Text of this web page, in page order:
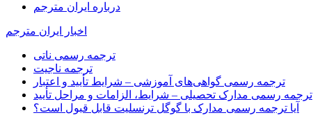
درباره ایران مترجم
اخبار ایران مترجم
ترجمه رسمی ناتی
ترجمه ناجیت
ترجمه رسمی گواهی‌های آموزشی – شرایط تأیید و اعتبار
ترجمه رسمی مدارک تحصیلی – شرایط، الزامات و مراحل تأیید
آیا ترجمه رسمی مدارک با گوگل ترنسلیت قابل قبول است؟